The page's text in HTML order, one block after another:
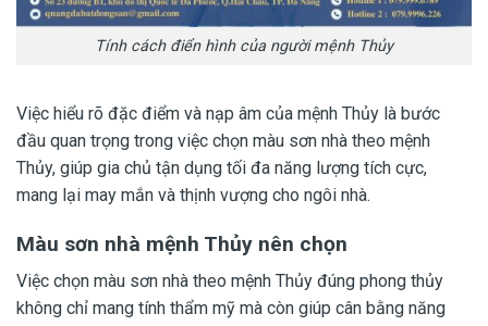
Tính cách điển hình của người mệnh Thủy
Việc hiểu rõ đặc điểm và nạp âm của mệnh Thủy là bước
đầu quan trọng trong việc chọn màu sơn nhà theo mệnh
Thủy, giúp gia chủ tận dụng tối đa năng lượng tích cực,
mang lại may mắn và thịnh vượng cho ngôi nhà.
Màu sơn nhà mệnh Thủy nên chọn
Việc chọn màu sơn nhà theo mệnh Thủy đúng phong thủy
không chỉ mang tính thẩm mỹ mà còn giúp cân bằng năng